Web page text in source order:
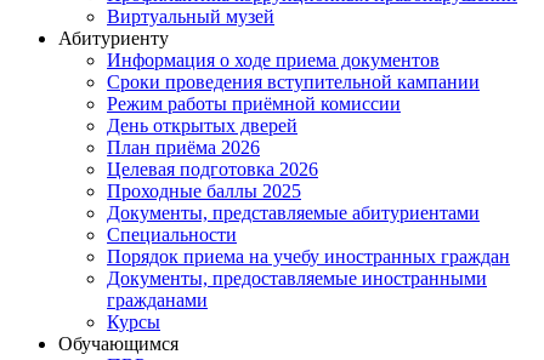
Виртуальный музей
Абитуриенту
Информация о ходе приема документов
Сроки проведения вступительной кампании
Режим работы приёмной комиссии
День открытых дверей
План приёма 2026
Целевая подготовка 2026
Проходные баллы 2025
Документы, представляемые абитуриентами
Специальности
Порядок приема на учебу иностранных граждан
Документы, предоставляемые иностранными
гражданами
Курсы
Обучающимся